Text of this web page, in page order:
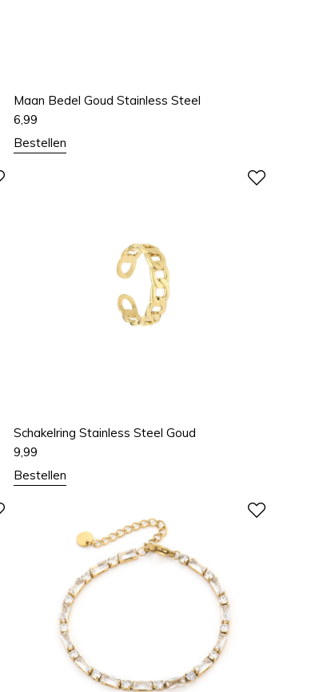
Maan Bedel Goud Stainless Steel
6,99
Bestellen
Schakelring Stainless Steel Goud
9,99
Bestellen